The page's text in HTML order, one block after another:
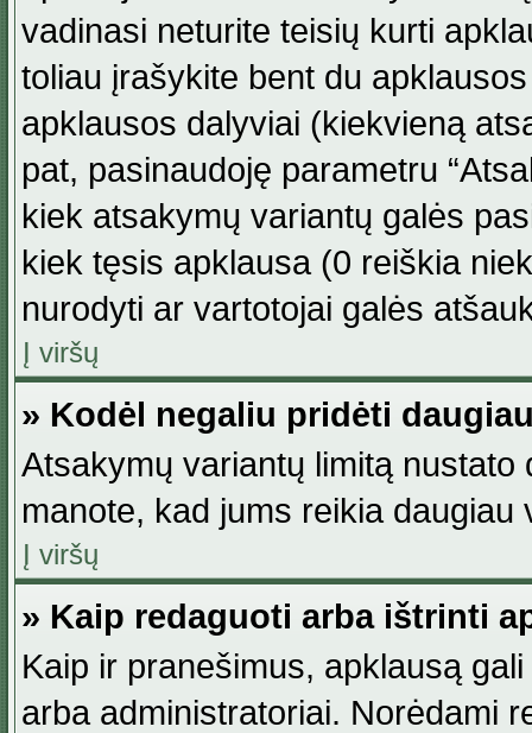
vadinasi neturite teisių kurti
toliau įrašykite bent du
apklausos dalyviai (kiekvieną
pat, pasinaudoję parametru
kiek atsakymų variantų galės
kiek tęsis apklausa (0 reiškia
nurodyti ar vartotojai galės
Į viršų
» Kodėl negaliu pridėti
Atsakymų variantų limitą
manote, kad jums reikia daugiau
Į viršų
» Kaip redaguoti arba ištrinti
Kaip ir pranešimus, apklausą
arba administratoriai. Norėdami